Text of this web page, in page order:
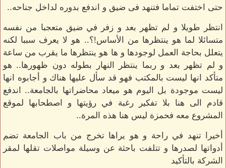
حتى اختفت تماما فتنهد فى ضيق و اندفع بدوره لداخل جناحه..
انتظر طويلا و لم تظهر بعد و زفر في ضيق متعجبا من نفسه
متسائلا لما هو ينتظرها من الأساس!؟.. هو لا يعرف سببا لكنه
يتعلل بحاجة العمل لوجودها و ها هو ينتظرها ما يقرب من ساعة
و لم تظهر بعد و ربما ينتظر النهار بطوله دون ظهورها.. هو
متأكد انها ليست بالمكتب فهو قد سأل عليها هناك و أجابوه انها
ليست موجودة بل اليوم هو ميعاد محاضراتها بالجامعة.. اندفع
قادم الى هنا بلا تفكير رغبة في رؤيتها و اصطحابها لموقع
المشروع معه فحمزة ليس هنا هذه المرة..
أخيرا تنهد في راحة و هو يراها تخرج من باب الجامعة تضم
أدواتها لصدرها و تتلفت باحثة عن وسيلة مواصلات تقلها لمقر
الشركة بالتأكيد